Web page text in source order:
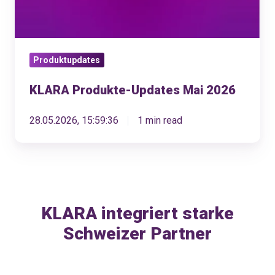
Produktupdates
KLARA Produkte-Updates Mai 2026
28.05.2026, 15:59:36 1 min read
KLARA integriert starke
Schweizer Partner